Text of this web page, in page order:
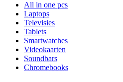
All in one pcs
Laptops
Televisies
Tablets
Smartwatches
Videokaarten
Soundbars
Chromebooks